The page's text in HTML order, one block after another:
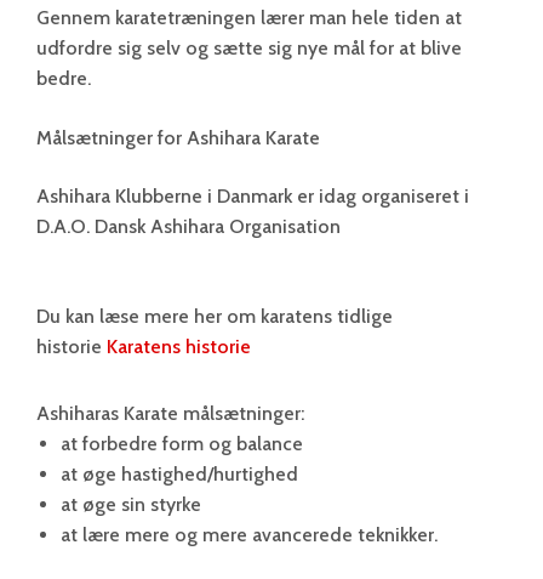
Gennem karatetræningen lærer man hele tiden at
udfordre sig selv og sætte sig nye mål for at blive
bedre.
Målsætninger for Ashihara Karate
Ashihara Klubberne i Danmark er idag organiseret i
D.A.O. Dansk Ashihara Organisation
Du kan læse mere her om karatens tidlige
historie Karatens historie
Ashiharas Karate målsætninger:
at forbedre form og balance
at øge hastighed/hurtighed
at øge sin styrke
at lære mere og mere avancerede teknikker.